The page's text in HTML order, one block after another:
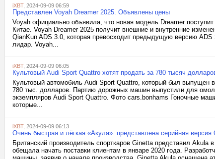
iXBT, 2024-09-09 06:59
Представлен Voyah Dreamer 2025. Объявлены цены
Voyah официально объявила, что новая модель Dreamer
Китае. Voyah Dreamer 2025 получит внешние и внутренние
QianKun ADS 3.0, которая превосходит предыдущую версию ADS
лидар. Voyah...
iXBT, 2024-09-09 06:05
Культовый Audi Sport Quattro хотят продать за 780 тысяч
Культовый автомобиль Audi Sport Quattro, который был выпущен
780 тыс. долларов. Партию дорожных машин выпустили для
экземпляров Audi Sport Quattro. Фото cars.bonhams Гоночные
которые...
iXBT, 2024-09-09 06:13
Очень быстрая и лёгкая «Акула»: представлена серийная
Британский производитель спорткаров Ginetta представил
обещала начать поставки клиентам в январе 2020 года.